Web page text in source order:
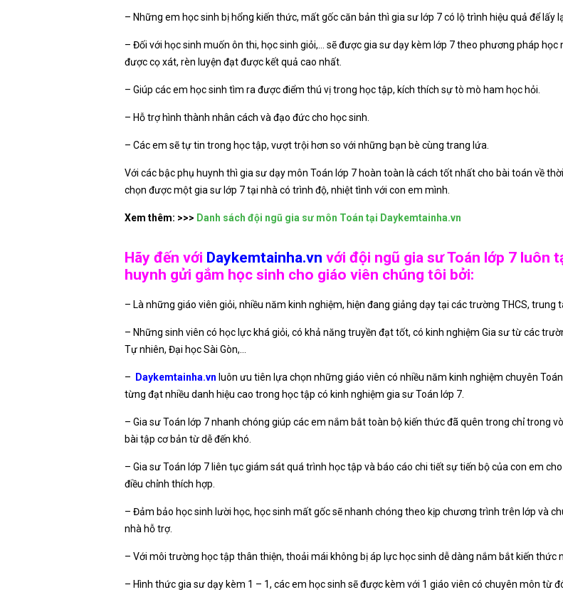
– Những em học sinh bị hổng kiến thức, mất gốc căn bản thì gia sư lớp 7 có lộ trình hiệu quả để lấy
– Đối với học sinh muốn ôn thi, học sinh giỏi,… sẽ được gia sư dạy kèm lớp 7 theo phương pháp
được cọ xát, rèn luyện đạt được kết quả cao nhất.
– Giúp các em học sinh tìm ra được điểm thú vị trong học tập, kích thích sự tò mò ham học hỏi.
– Hỗ trợ hình thành nhân cách và đạo đức cho học sinh.
– Các em sẽ tự tin trong học tập, vượt trội hơn so với những bạn bè cùng trang lứa.
Với các bậc phụ huynh thì gia sư dạy môn Toán lớp 7 hoàn toàn là cách tốt nhất cho bài toán về
chọn được một gia sư lớp 7 tại nhà có trình độ, nhiệt tình với con em mình.
Xem thêm: >>> Danh sách đội ngũ gia sư môn Toán tại Daykemtainha.vn
Hãy đến với Daykemtainha.vn với đội ngũ gia sư Toán lớp 7 luôn
huynh gửi gắm học sinh cho giáo viên chúng tôi bởi:
– Là những giáo viên giỏi, nhiều năm kinh nghiệm, hiện đang giảng dạy tại các trường THCS,
– Những sinh viên có học lực khá giỏi, có khả năng truyền đạt tốt, có kinh nghiệm Gia sư từ các
Tự nhiên, Đại học Sài Gòn,…
– Daykemtainha.vn luôn ưu tiên lựa chọn những giáo viên có nhiều năm kinh nghiệm chuyên
từng đạt nhiều danh hiệu cao trong học tập có kinh nghiệm gia sư Toán lớp 7.
– Gia sư Toán lớp 7 nhanh chóng giúp các em nắm bắt toàn bộ kiến thức đã quên trong chỉ trong
bài tập cơ bản từ dễ đến khó.
– Gia sư Toán lớp 7 liên tục giám sát quá trình học tập và báo cáo chi tiết sự tiến bộ của con em
điều chỉnh thích hợp.
– Đảm bảo học sinh lười học, học sinh mất gốc sẽ nhanh chóng theo kịp chương trình trên lớp và
nhà hỗ trợ.
– Với môi trường học tập thân thiện, thoải mái không bị áp lực học sinh dễ dàng nắm bắt kiến thức
– Hình thức gia sư dạy kèm 1 – 1, các em học sinh sẽ được kèm với 1 giáo viên có chuyên môn từ